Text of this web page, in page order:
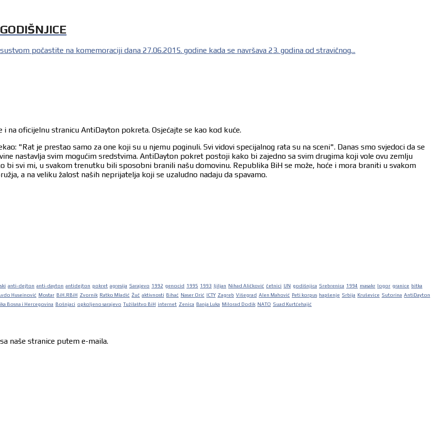
počastite na komemoraciji dana 27.06.2015. godine kada se navršava 23. godina od stravičnog...
oficijelnu stranicu AntiDayton pokreta. Osjećajte se kao kod kuće.
"Rat je prestao samo za one koji su u njemu poginuli. Svi vidovi specijalnog rata su na sceni". Danas smo svjedoci da se
nastavlja svim mogućim sredstvima. AntiDayton pokret postoji kako bi zajedno sa svim drugima koji vole ovu zemlju
svi mi, u svakom trenutku bili sposobni branili našu domovinu. Republika BiH se može, hoće i mora braniti u svakom
a na veliku žalost naših neprijatelja koji se uzaludno nadaju da spavamo.
anti-dejton anti-dayton antidejton pokret agresija Sarajevo 1992 genocid 1995 1993 ljiljan Nihad Aličković četnici UN godišnjica Srebrenica 1994 masakr logor granice bitka
Huseinović Mostar BiH.RBiH Zvornik Ratko Mladić Žuč aktivnosti Bihać Naser Orić ICTY Zagreb Višegrad Alen Mahović Peti korpus hapšenje Srbija Kruševice Sutorina AntiDayton
Bosna i Hercegovina Bošnjaci opkoljeno sarajevo Tužilaštvo BiH internet Zenica Banja Luka Milorad Dodik NATO Suad Kurtćehajić
naše stranice putem e-maila.